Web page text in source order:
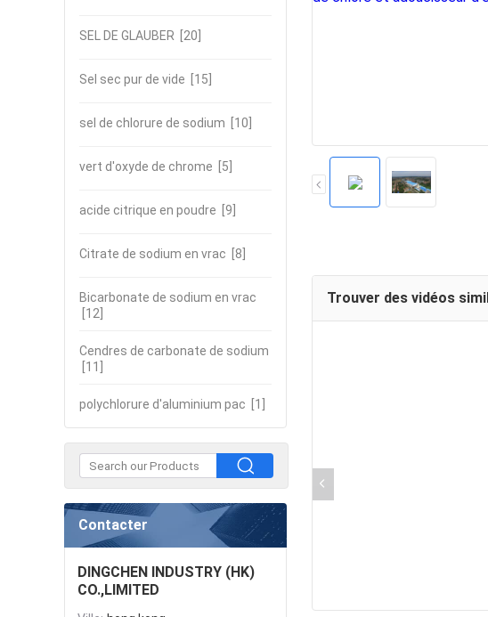
SEL DE GLAUBER [20]
Sel sec pur de vide [15]
sel de chlorure de sodium [10]
vert d'oxyde de chrome [5]
acide citrique en poudre [9]
Citrate de sodium en vrac [8]
Bicarbonate de sodium en vrac
[12]
Cendres de carbonate de sodium
[11]
polychlorure d'aluminium pac [1]
Contacter
DINGCHEN INDUSTRY (HK)
CO.,LIMITED
Trouver des vidéos